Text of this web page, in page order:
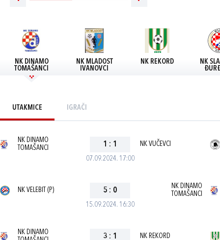
NK DINAMO
TOMAŠANCI
NK MLADOST
IVANOVCI
NK REKORD
NK
UTAKMICE IGRAČI
07.09.2024. 17:00
NK DINAMO
TOMAŠANCI
1 : 1 NK VUČEVCI
15.09.2024. 16:30
NK VELEBIT (P) 5 : 0
NK DINAMO
TOMAŠANCI
NK DINAMO
3 : 1 NK REKORD